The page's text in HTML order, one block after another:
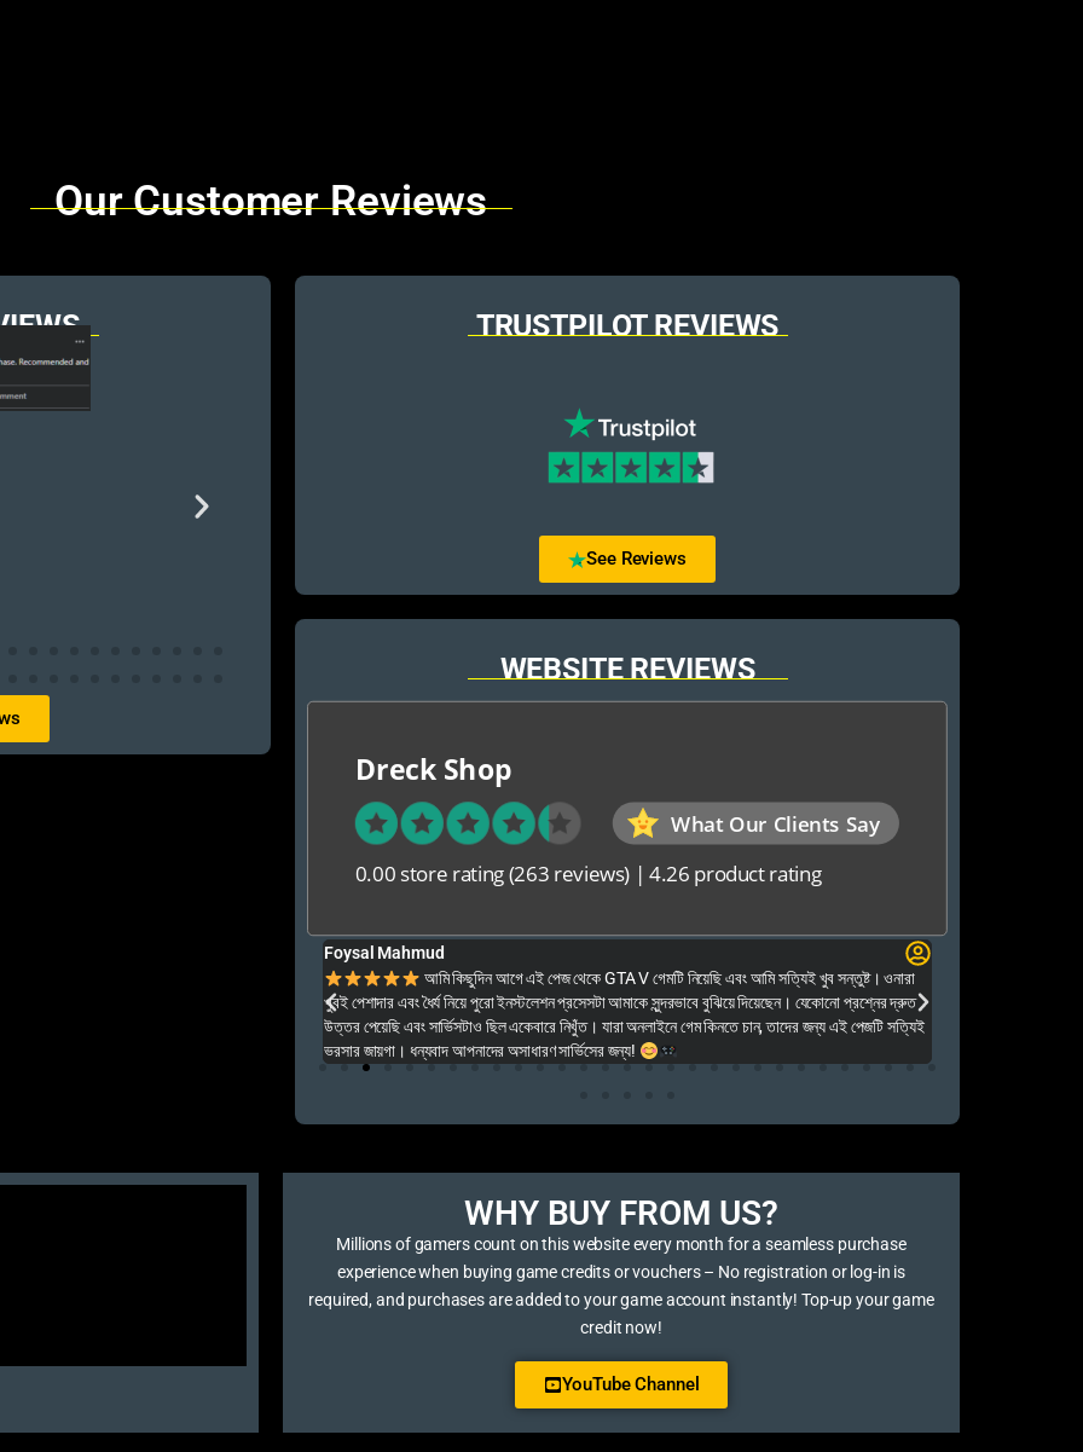
Our Customer Reviews
TRUSTPILOT REVIEWS
See Reviews
WEBSITE REVIEWS
Dreck Shop
What Our Clients Say
0.00 store rating(263 reviews) |4.26 product rating
Foysal Mahmud
আমি কিছুদিন আগে এই পেজ থেকে GTA V গেমটি নিয়েছি এবং আমি সত্যিই খুব সন্তুষ্ট। ওনারা
খুবই পেশাদার এবং ধৈর্য নিয়ে পুরো ইনস্টলেশন প্রসেসটা আমাকে সুন্দরভাবে বুঝিয়ে দিয়েছেন। যেকোনো প্রশ্নের দ্রুত
উত্তর পেয়েছি এবং সার্ভিসটাও ছিল একেবারে নিখুঁত। যারা অনলাইনে গেম কিনতে চান, তাদের জন্য এই পেজটি সত্যিই
ভরসার জায়গা। ধন্যবাদ আপনাদের অসাধারণ সার্ভিসের জন্য!
WHY BUY FROM US?​
Millions of gamers count on this website every month for a seamless purchase
experience when buying game credits or vouchers – No registration or log-in is
required, and purchases are added to your game account instantly! Top-up your game
credit now!
YouTube Channel